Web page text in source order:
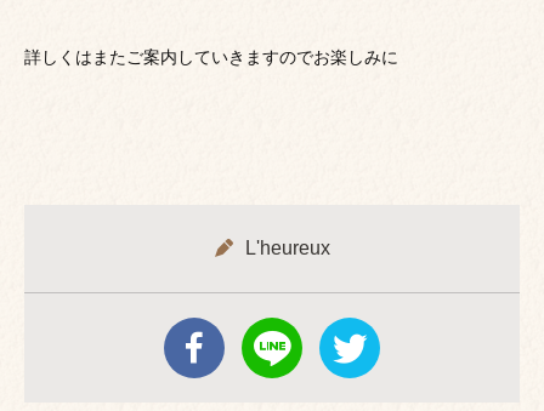
詳しくはまたご案内していきますのでお楽しみに
L'heureux